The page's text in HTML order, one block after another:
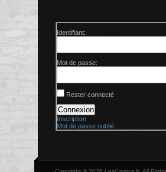
Identifiant:
Mot de passe:
Rester connecté
Connexion
Inscription
Mot de passe oublié